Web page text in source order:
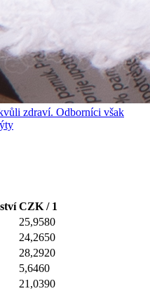
zdraví. Odborníci však
CZK / 1
25,9580
24,2650
28,2920
5,6460
21,0390